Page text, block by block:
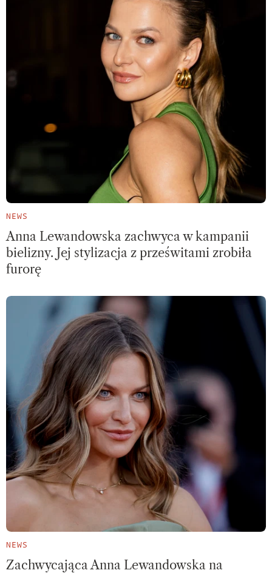
NEWS
Anna Lewandowska zachwyca w kampanii
bielizny. Jej stylizacja z prześwitami zrobiła
furorę
NEWS
Zachwycająca Anna Lewandowska na